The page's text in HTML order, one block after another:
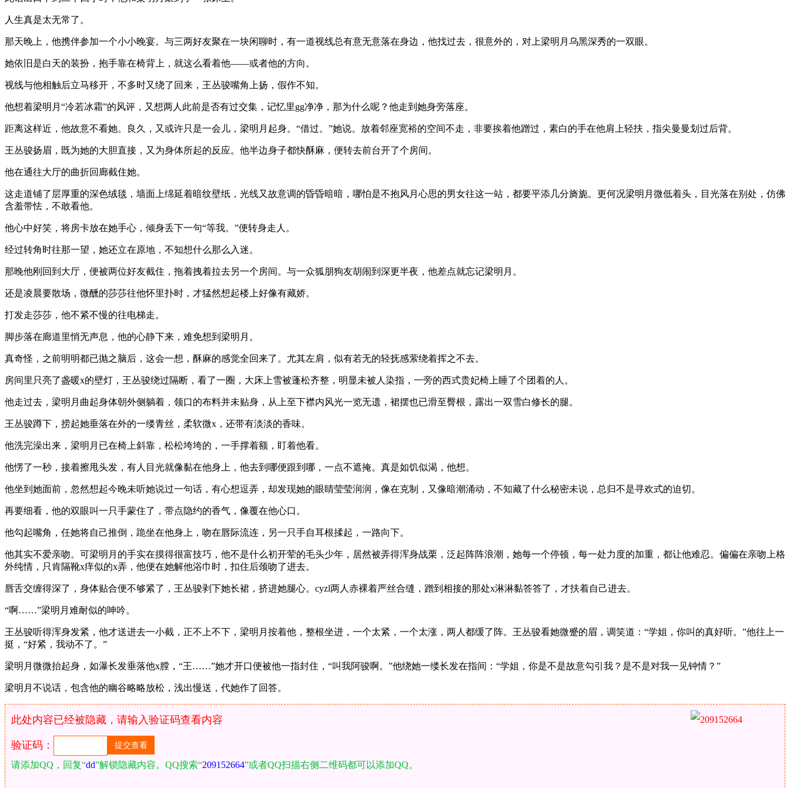
人生真是太无常了。
那天晚上，他携伴参加一个小小晚宴。与三两好友聚在一块闲聊时，有一道视线总有意无意落在身边，他找过去，很意外的，对上梁明月乌黑深秀的一双眼。
她依旧是白天的装扮，抱手靠在椅背上，就这么看着他——或者他的方向。
视线与他相触后立马移开，不多时又绕了回来，王丛骏嘴角上扬，假作不知。
他想着梁明月“冷若冰霜”的风评，又想两人此前是否有过交集，记忆里gg净净，那为什么呢？他走到她身旁落座。
距离这样近，他故意不看她。良久，又或许只是一会儿，梁明月起身。“借过。”她说。放着邻座宽裕的空间不走，非要挨着他蹭过，素白的手在他肩上轻扶，指尖曼曼划过后背。
王丛骏扬眉，既为她的大胆直接，又为身体所起的反应。他半边身子都快酥麻，便转去前台开了个房间。
他在通往大厅的曲折回廊截住她。
这走道铺了层厚重的深色绒毯，墙面上绵延着暗纹壁纸，光线又故意调的昏昏暗暗，哪怕是不抱风月心思的男女往这一站，都要平添几分旖旎。更何况梁明月微低着头，目光落在别处，仿佛
含羞带怯，不敢看他。
他心中好笑，将房卡放在她手心，倾身丢下一句“等我。”便转身走人。
经过转角时往那一望，她还立在原地，不知想什么那么入迷。
那晚他刚回到大厅，便被两位好友截住，拖着拽着拉去另一个房间。与一众狐朋狗友胡闹到深更半夜，他差点就忘记梁明月。
还是凌晨要散场，微醺的莎莎往他怀里扑时，才猛然想起楼上好像有藏娇。
打发走莎莎，他不紧不慢的往电梯走。
脚步落在廊道里悄无声息，他的心静下来，难免想到梁明月。
真奇怪，之前明明都已抛之脑后，这会一想，酥麻的感觉全回来了。尤其左肩，似有若无的轻抚感萦绕着挥之不去。
房间里只亮了盏暖x的壁灯，王丛骏绕过隔断，看了一圈，大床上雪被蓬松齐整，明显未被人染指，一旁的西式贵妃椅上睡了个团着的人。
他走过去，梁明月曲起身体朝外侧躺着，领口的布料并未贴身，从上至下襟内风光一览无遗，裙摆也已滑至臀根，露出一双雪白修长的腿。
王丛骏蹲下，捞起她垂落在外的一缕青丝，柔软微x，还带有淡淡的香味。
他洗完澡出来，梁明月已在椅上斜靠，松松垮垮的，一手撑着额，盯着他看。
他愣了一秒，接着擦甩头发，有人目光就像黏在他身上，他去到哪便跟到哪，一点不遮掩。真是如饥似渴，他想。
他坐到她面前，忽然想起今晚未听她说过一句话，有心想逗弄，却发现她的眼睛莹莹润润，像在克制，又像暗潮涌动，不知藏了什么秘密未说，总归不是寻欢式的迫切。
再要细看，他的双眼叫一只手蒙住了，带点隐约的香气，像覆在他心口。
他勾起嘴角，任她将自己推倒，跪坐在他身上，吻在唇际流连，另一只手自耳根揉起，一路向下。
他其实不爱亲吻。可梁明月的手实在摸得很富技巧，他不是什么初开荤的毛头少年，居然被弄得浑身战栗，泛起阵阵浪潮，她每一个停顿，每一处力度的加重，都让他难忍。偏偏在亲吻上格
外纯情，只肯隔靴x痒似的x弄，他便在她解他浴巾时，扣住后颈吻了进去。
唇舌交缠得深了，身体贴合便不够紧了，王丛骏剥下她长裙，挤进她腿心。cyzl两人赤裸着严丝合缝，蹭到相接的那处x淋淋黏答答了，才扶着自己进去。
“啊……”梁明月难耐似的呻吟。
王丛骏听得浑身发紧，他才送进去一小截，正不上不下，梁明月按着他，整根坐进，一个太紧，一个太涨，两人都缓了阵。王丛骏看她微蹙的眉，调笑道：“学姐，你叫的真好听。”他往上一
挺，“好紧，我动不了。”
梁明月微微抬起身，如瀑长发垂落他x膛，“王……”她才开口便被他一指封住，“叫我阿骏啊。”他绕她一缕长发在指间：“学姐，你是不是故意勾引我？是不是对我一见钟情？”
梁明月不说话，包含他的幽谷略略放松，浅出慢送，代她作了回答。
此处内容已经被隐藏，请输入验证码查看内容
验证码：
请添加QQ，回复“dd”解锁隐藏内容。QQ搜索“209152664”或者QQ扫描右侧二维码都可以添加QQ。